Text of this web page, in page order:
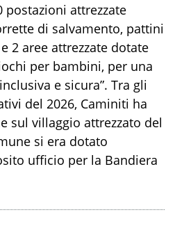
postazioni attrezzate
di salvamento, pattini
2 aree attrezzate dotate
per bambini, per una
e sicura”. Tra gli
del 2026, Caminiti ha
sul villaggio attrezzato del
si era dotato
ufficio per la Bandiera